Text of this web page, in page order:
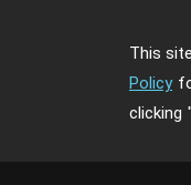
This
Policy
clicking